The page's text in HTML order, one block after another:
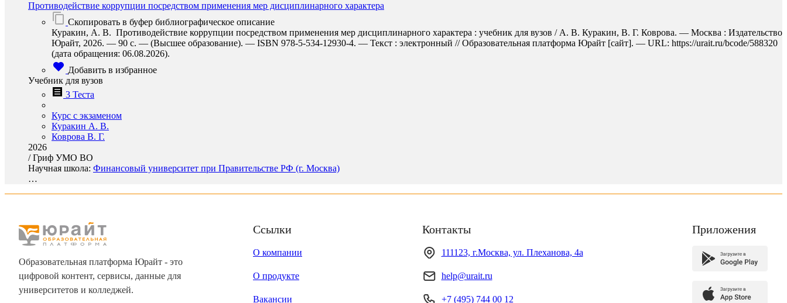
Противодействие коррупции посредством применения мер дисциплинарного характера
Скопировать в буфер библиографическое описание
Куракин, А. В. Противодействие коррупции посредством применения мер дисциплинарного характера : учебник для вузов / А. В. Куракин, В. Г. Коврова. — Москва : Издательство
Юрайт, 2026. — 90 с. — (Высшее образование). — ISBN 978-5-534-12930-4. — Текст : электронный // Образовательная платформа Юрайт [сайт]. — URL: https://urait.ru/bcode/588320
(дата обращения: 06.08.2026).
Добавить в избранное
Учебник для вузов
3 Теста
Курс с экзаменом
Куракин А. В.
Коврова В. Г.
2026
/Гриф УМО ВО
Научная школа: Финансовый университет при Правительстве РФ (г. Москва)
…
Образовательная платформа Юрайт - это
цифровой контент, сервисы, данные для
университетов и колледжей.
Ссылки
О компании
О продукте
Вакансии
Контакты
111123, г.Москва, ул. Плеханова, 4а
help@urait.ru
+7 (495) 744 00 12
Приложения